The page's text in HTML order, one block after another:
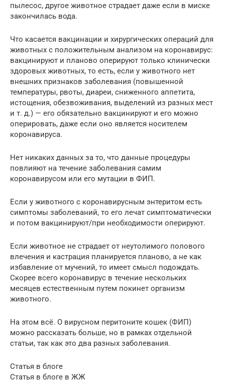
пылесос, другое животное страдает даже если в миске
закончилась вода.
Что касается вакцинации и хирургических операций для
животных с положительным анализом на коронавирус:
вакцинируют и планово оперируют только клинически
здоровых животных, то есть, если у животного нет
внешних признаков заболевания (повышенной
температуры, рвоты, диареи, сниженного аппетита,
истощения, обезвоживания, выделений из разных мест
и т. д.) — его обязательно вакцинируют и его можно
оперировать, даже если оно является носителем
коронавируса.
Нет никаких данных за то, что данные процедуры
повлияют на течение заболевания самим
коронавирусом или его мутации в ФИП.
Если у животного с коронавирусным энтеритом есть
симптомы заболеваний, то его лечат симптоматически
и потом вакцинируют/при необходимости оперируют.
Если животное не страдает от неутолимого полового
влечения и кастрация планируется планово, а не как
избавление от мучений, то имеет смысл подождать.
Скорее всего коронавирус в течение нескольких
месяцев естественным путем покинет организм
животного.
На этом всё. О вирусном перитоните кошек (ФИП)
можно рассказать больше, но в рамках отдельной
статьи, так как это два разных заболевания.
Статья в блоге
Статья в блоге в ЖЖ